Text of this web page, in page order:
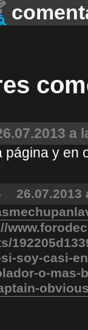
a
página y en
26.07.2013